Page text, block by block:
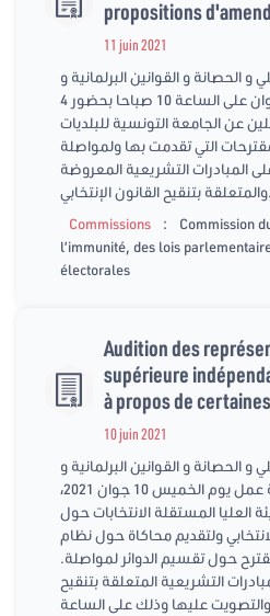
propositions
11 juin 2021
و الحصانة و القوانين البرلمانية و
القوانين الانتخابية يوم 11 جوان على الساعة 10 صباحا بحضور 4
عن الجامعة التونسية للبلديات
التي تقدمت بها ولمواصلة
المبادرات التشريعية المعروضة
والمتعلقة بتنقيح القانون الإنتخابي.
Commissions
:
Commission
l’immunité, des lois
électorales
Audition des
supérieure
à propos de
10 juin 2021
و الحصانة و القوانين البرلمانية و
القوانين الانتخابية جلسة عمل يوم الخميس 10 جوان 2021،
العليا المستقلة الانتخابات حول
ولتقديم محاكاة حول نظام
حول تقسيم الدوائر لمواصلة.
التشريعية المتعلقة بتنقيح
والتصويت عليها وذلك على الساعة